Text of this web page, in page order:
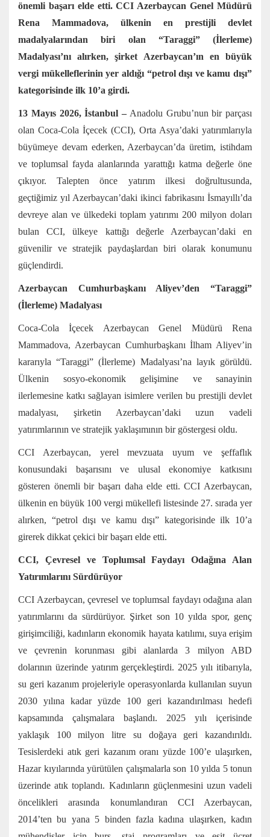
önemli başarı elde etti. CCI Azerbaycan Genel Müdürü
Rena Mammadova, ülkenin en prestijli devlet
madalyalarından biri olan “Taraggi” (İlerleme)
Madalyası’nı alırken, şirket Azerbaycan’ın en büyük
vergi mükelleflerinin yer aldığı “petrol dışı ve kamu dışı”
kategorisinde ilk 10’a girdi.
13 Mayıs 2026, İstanbul – Anadolu Grubu’nun bir parçası
olan Coca-Cola İçecek (CCI), Orta Asya’daki yatırımlarıyla
büyümeye devam ederken, Azerbaycan’da üretim, istihdam
ve toplumsal fayda alanlarında yarattığı katma değerle öne
çıkıyor. Talepten önce yatırım ilkesi doğrultusunda,
geçtiğimiz yıl Azerbaycan’daki ikinci fabrikasını İsmayıllı’da
devreye alan ve ülkedeki toplam yatırımı 200 milyon doları
bulan CCI, ülkeye kattığı değerle Azerbaycan’daki en
güvenilir ve stratejik paydaşlardan biri olarak konumunu
güçlendirdi.
Azerbaycan Cumhurbaşkanı Aliyev’den “Taraggi”
(İlerleme) Madalyası
Coca-Cola İçecek Azerbaycan Genel Müdürü Rena
Mammadova, Azerbaycan Cumhurbaşkanı İlham Aliyev’in
kararıyla “Taraggi” (İlerleme) Madalyası’na layık görüldü.
Ülkenin sosyo-ekonomik gelişimine ve sanayinin
ilerlemesine katkı sağlayan isimlere verilen bu prestijli devlet
madalyası, şirketin Azerbaycan’daki uzun vadeli
yatırımlarının ve stratejik yaklaşımının bir göstergesi oldu.
CCI Azerbaycan, yerel mevzuata uyum ve şeffaflık
konusundaki başarısını ve ulusal ekonomiye katkısını
gösteren önemli bir başarı daha elde etti. CCI Azerbaycan,
ülkenin en büyük 100 vergi mükellefi listesinde 27. sırada yer
alırken, “petrol dışı ve kamu dışı” kategorisinde ilk 10’a
girerek dikkat çekici bir başarı elde etti.
CCI, Çevresel ve Toplumsal Faydayı Odağına Alan
Yatırımlarını Sürdürüyor
CCI Azerbaycan, çevresel ve toplumsal faydayı odağına alan
yatırımlarını da sürdürüyor. Şirket son 10 yılda spor, genç
girişimciliği, kadınların ekonomik hayata katılımı, suya erişim
ve çevrenin korunması gibi alanlarda 3 milyon ABD
dolarının üzerinde yatırım gerçekleştirdi. 2025 yılı itibarıyla,
su geri kazanım projeleriyle operasyonlarda kullanılan suyun
2030 yılına kadar yüzde 100 geri kazandırılması hedefi
kapsamında çalışmalara başlandı. 2025 yılı içerisinde
yaklaşık 100 milyon litre su doğaya geri kazandırıldı.
Tesislerdeki atık geri kazanım oranı yüzde 100’e ulaşırken,
Hazar kıyılarında yürütülen çalışmalarla son 10 yılda 5 tonun
üzerinde atık toplandı. Kadınların güçlenmesini uzun vadeli
öncelikleri arasında konumlandıran CCI Azerbaycan,
2014’ten bu yana 5 binden fazla kadına ulaşırken, kadın